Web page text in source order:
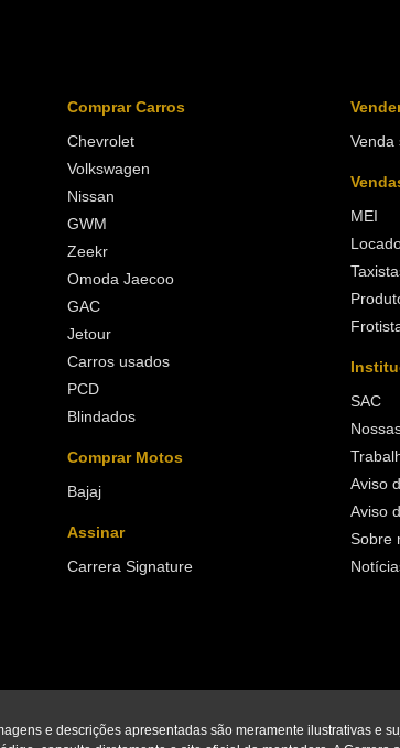
Comprar Carros
Chevrolet
Volkswagen
Nissan
GWM
Zeekr
Omoda Jaecoo
GAC
Jetour
Carros usados
PCD
Blindados
Comprar Motos
Bajaj
Assinar
Carrera Signature
Venda
MEI
SAC
Aviso
Aviso
Sobre
e descrições apresentadas são meramente ilustrativas e